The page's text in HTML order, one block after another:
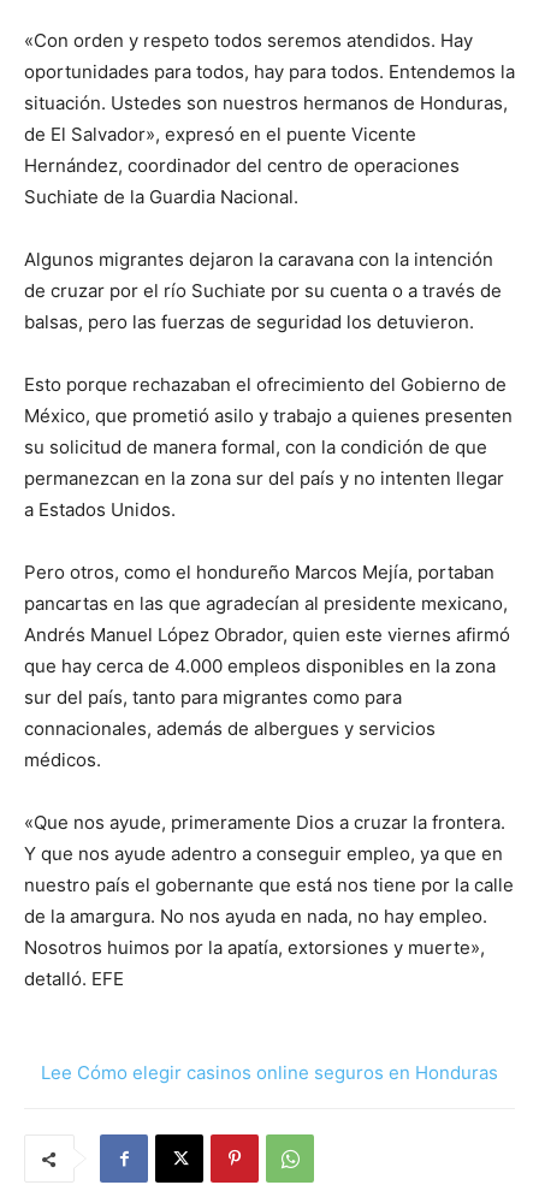
«Con orden y respeto todos seremos atendidos. Hay
oportunidades para todos, hay para todos. Entendemos la
situación. Ustedes son nuestros hermanos de Honduras,
de El Salvador», expresó en el puente Vicente
Hernández, coordinador del centro de operaciones
Suchiate de la Guardia Nacional.
Algunos migrantes dejaron la caravana con la intención
de cruzar por el río Suchiate por su cuenta o a través de
balsas, pero las fuerzas de seguridad los detuvieron.
Esto porque rechazaban el ofrecimiento del Gobierno de
México, que prometió asilo y trabajo a quienes presenten
su solicitud de manera formal, con la condición de que
permanezcan en la zona sur del país y no intenten llegar
a Estados Unidos.
Pero otros, como el hondureño Marcos Mejía, portaban
pancartas en las que agradecían al presidente mexicano,
Andrés Manuel López Obrador, quien este viernes afirmó
que hay cerca de 4.000 empleos disponibles en la zona
sur del país, tanto para migrantes como para
connacionales, además de albergues y servicios
médicos.
«Que nos ayude, primeramente Dios a cruzar la frontera.
Y que nos ayude adentro a conseguir empleo, ya que en
nuestro país el gobernante que está nos tiene por la calle
de la amargura. No nos ayuda en nada, no hay empleo.
Nosotros huimos por la apatía, extorsiones y muerte»,
detalló. EFE
Lee Cómo elegir casinos online seguros en Honduras